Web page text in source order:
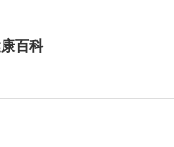
百科